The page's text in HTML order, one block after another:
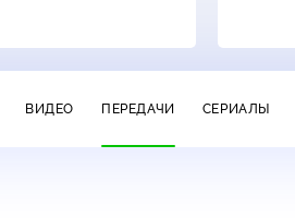
ВИДЕО ПЕРЕДАЧИ СЕРИАЛЫ